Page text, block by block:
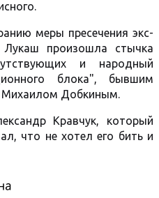
меры пресечения экс-
произошла стычка
и народный
блока", бывшим
Михаилом Добкиным.
Кравчук, который
что не хотел его бить и